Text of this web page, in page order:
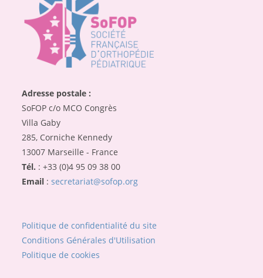
Adresse postale :
SoFOP c/o MCO Congrès
Villa Gaby
285, Corniche Kennedy
13007 Marseille - France
Tél. : +33 (0)4 95 09 38 00
Email :secretariat@sofop.org
Politique de confidentialité du site
Conditions Générales d'Utilisation
Politique de cookies